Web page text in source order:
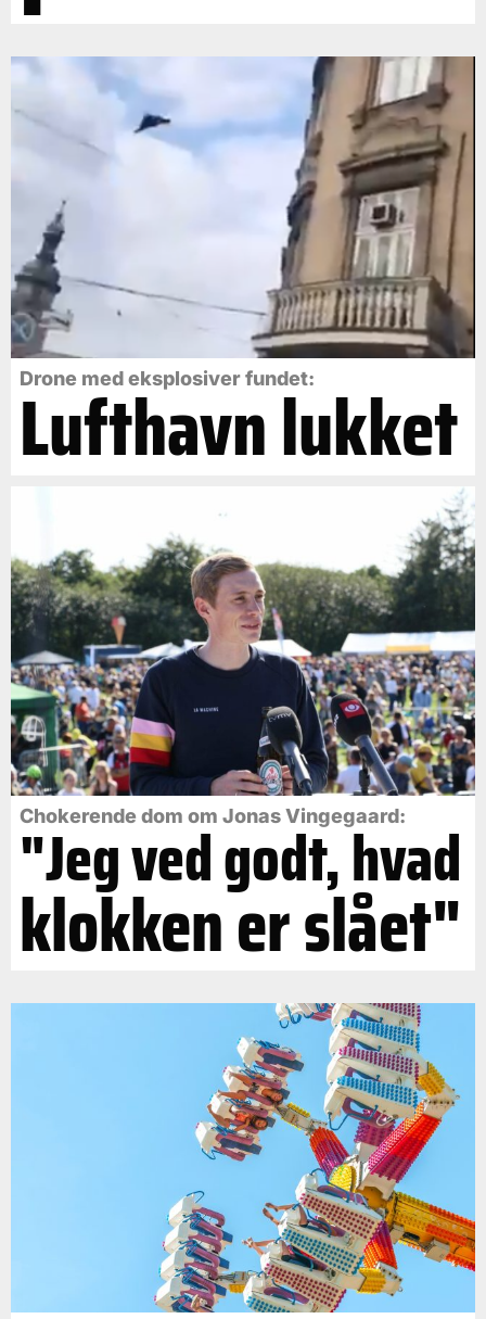
Drone med eksplosiver fundet:
Lufthavn lukket
Chokerende dom om Jonas Vingegaard:
"Jeg ved godt, hvad
klokken er slået"